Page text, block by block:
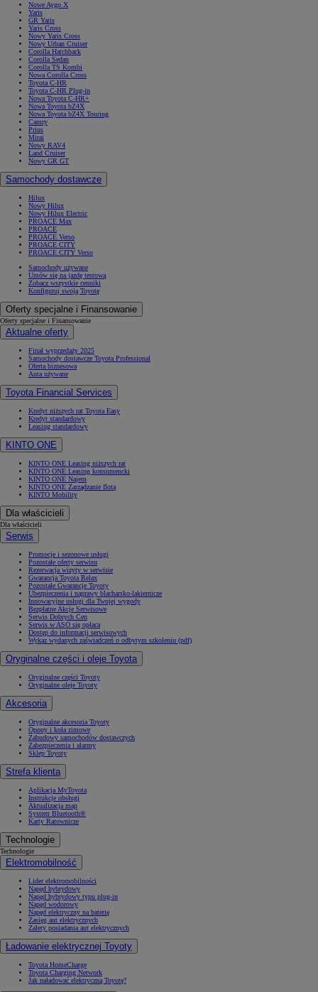
Nowe Aygo X
Yaris
GR Yaris
Yaris Cross
Nowy Yaris Cross
Nowy Urban Cruiser
Corolla Hatchback
Corolla Sedan
Corolla TS Kombi
Nowa Corolla Cross
Toyota C-HR
Toyota C-HR Plug-in
Nowa Toyota C-HR+
Nowa Toyota bZ4X
Nowa Toyota bZ4X Touring
Camry
Prius
Mirai
Nowy RAV4
Land Cruiser
Nowy GR GT
Samochody dostawcze
Hilux
Nowy Hilux
Nowy Hilux Electric
PROACE Max
PROACE
PROACE Verso
PROACE CITY
PROACE CITY Verso
Samochody używane
Umów się na jazdę testową
Zobacz wszystkie cenniki
Konfiguruj swoją Toyotę
Oferty specjalne i Finansowanie
Oferty specjalne i Finansowanie
Aktualne oferty
Finał wyprzedaży 2025
Samochody dostawcze Toyota Professional
Oferta biznesowa
Auta używane
Toyota Financial Services
Kredyt niższych rat Toyota Easy
Kredyt standardowy
Leasing standardowy
KINTO ONE
KINTO ONE Leasing niższych rat
KINTO ONE Leasing konsumencki
KINTO ONE Najem
KINTO ONE Zarządzanie flotą
KINTO Mobility
Dla właścicieli
Dla właścicieli
Serwis
Promocje i sezonowe usługi
Pozostałe oferty serwisu
Rezerwacja wizyty w serwisie
Gwarancja Toyota Relax
Pozostałe Gwarancje Toyoty
Ubezpieczenia i naprawy blacharsko-lakiernicze
Innowacyjne usługi dla Twojej wygody
Bezpłatne Akcje Serwisowe
Serwis Dobrych Cen
Serwis w ASO się opłaca
Dostęp do informacji serwisowych
Wykaz wydanych zaświadczeń o odbytym szkoleniu (pdf)
Oryginalne części i oleje Toyota
Oryginalne części Toyoty
Oryginalne oleje Toyoty
Akcesoria
Oryginalne akcesoria Toyoty
Opony i koła zimowe
Zabudowy samochodów dostawczych
Zabezpieczenia i alarmy
Sklep Toyoty
Strefa klienta
Aplikacja MyToyota
Instrukcje obsługi
Aktualizacja map
System Bluetooth®
Karty Ratownicze
Technologie
Technologie
Elektromobilność
Lider elektromobilności
Napęd hybrydowy
Napęd hybrydowy typu plug-in
Napęd wodorowy
Napęd elektryczny na baterię
Zasięg aut elektrycznych
Zalety posiadania aut elektrycznych
Ładowanie elektrycznej Toyoty
Toyota HomeCharge
Toyota Charging Network
Jak naładować elektryczną Toyotę?